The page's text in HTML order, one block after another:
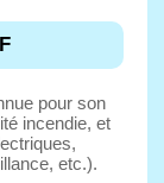
pour son
incendie, et
etc.).